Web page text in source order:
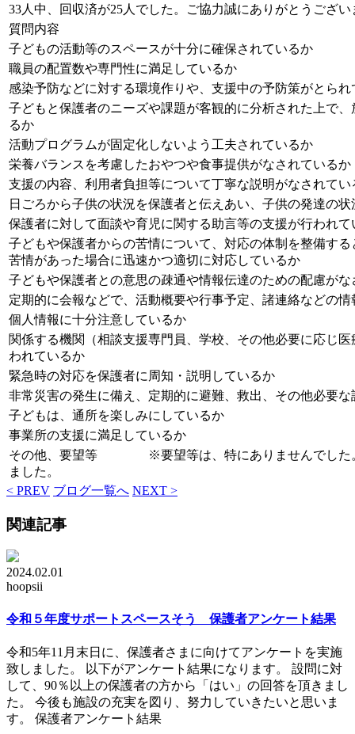
33人中、回収済が25人でした。ご協力誠にありがとうござい
質問内容
子どもの活動等のスペースが十分に確保されているか
職員の配置数や専門性に満足しているか
感染予防などに対する環境作りや、支援中の予防策がとられ
子どもと保護者のニーズや課題が客観的に分析された上で
るか
活動プログラムが固定化しないよう工夫されているか
栄養バランスを考慮したおやつや食事提供がなされているか
支援の内容、利用者負担等について丁寧な説明がなされてい
日ごろから子供の状況を保護者と伝えあい、子供の発達の
保護者に対して面談や育児に関する助言等の支援が行われて
子どもや保護者からの苦情について、対応の体制を整備す
苦情があった場合に迅速かつ適切に対応しているか
子どもや保護者との意思の疎通や情報伝達のための配慮がな
定期的に会報などで、活動概要や行事予定、諸連絡などの
個人情報に十分注意しているか
関係する機関（相談支援専門員、学校、その他必要に応じ
われているか
緊急時の対応を保護者に周知・説明しているか
非常災害の発生に備え、定期的に避難、救出、その他必要
子どもは、通所を楽しみにしているか
事業所の支援に満足しているか
その他、要望等 ※要望等は、特にありませんでした。
ました。
< PREV ブログ一覧へ NEXT >
関連記事
2024.02.01
hoopsii
令和５年度サポートスペースそう 保護者アンケート結果
令和5年11月末日に、保護者さまに向けてアンケートを実施
致しました。 以下がアンケート結果になります。 設問に対
して、90％以上の保護者の方から「はい」の回答を頂きまし
た。 今後も施設の充実を図り、努力していきたいと思いま
す。 保護者アンケート結果